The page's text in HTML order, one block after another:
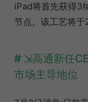
iPad将首先获得3
节点。该工艺将于
高通新任
市场主导地位